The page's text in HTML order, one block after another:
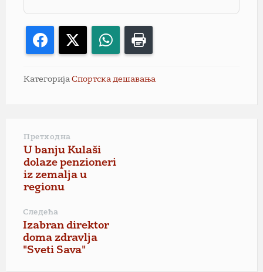
Facebook WhatsApp
Категорија Спортска дешавања
Претходна
U banju Kulaši
dolaze penzioneri
iz zemalja u
regionu
Следећа
Izabran direktor
doma zdravlja
"Sveti Sava"